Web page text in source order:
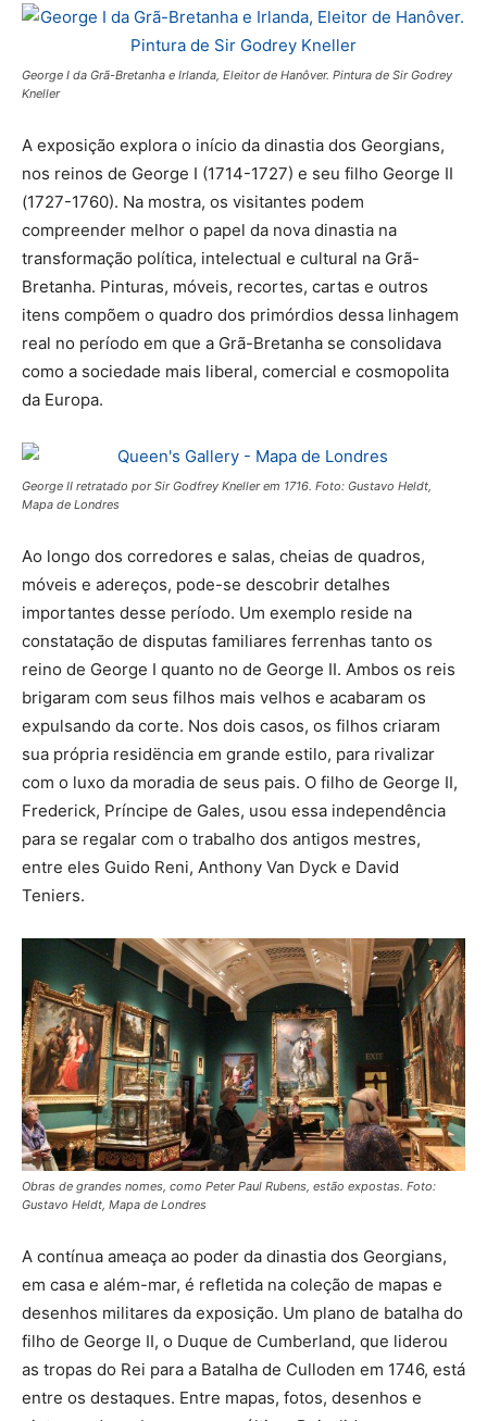
George I da Grã-Bretanha e Irlanda, Eleitor de Hanôver. Pintura de Sir Godrey
Kneller
A exposição explora o início da dinastia dos Georgians,
nos reinos de George I (1714-1727) e seu filho George II
(1727-1760). Na mostra, os visitantes podem
compreender melhor o papel da nova dinastia na
transformação política, intelectual e cultural na Grã-
Bretanha. Pinturas, móveis, recortes, cartas e outros
itens compõem o quadro dos primórdios dessa linhagem
real no período em que a Grã-Bretanha se consolidava
como a sociedade mais liberal, comercial e cosmopolita
da Europa.
George II retratado por Sir Godfrey Kneller em 1716. Foto: Gustavo Heldt,
Mapa de Londres
Ao longo dos corredores e salas, cheias de quadros,
móveis e adereços, pode-se descobrir detalhes
importantes desse período. Um exemplo reside na
constatação de disputas familiares ferrenhas tanto os
reino de George I quanto no de George II. Ambos os reis
brigaram com seus filhos mais velhos e acabaram os
expulsando da corte. Nos dois casos, os filhos criaram
sua própria residëncia em grande estilo, para rivalizar
com o luxo da moradia de seus pais. O filho de George II,
Frederick, Príncipe de Gales, usou essa independência
para se regalar com o trabalho dos antigos mestres,
entre eles Guido Reni, Anthony Van Dyck e David
Teniers.
Obras de grandes nomes, como Peter Paul Rubens, estão expostas. Foto:
Gustavo Heldt, Mapa de Londres
A contínua ameaça ao poder da dinastia dos Georgians,
em casa e além-mar, é refletida na coleção de mapas e
desenhos militares da exposição. Um plano de batalha do
filho de George II, o Duque de Cumberland, que liderou
as tropas do Rei para a Batalha de Culloden em 1746, está
entre os destaques. Entre mapas, fotos, desenhos e